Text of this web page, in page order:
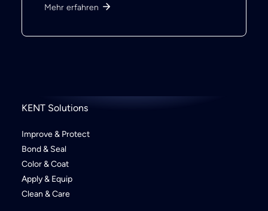
Mehr erfahren
KENT Solutions
Improve & Protect
Bond & Seal
Color & Coat
Apply & Equip
Clean & Care